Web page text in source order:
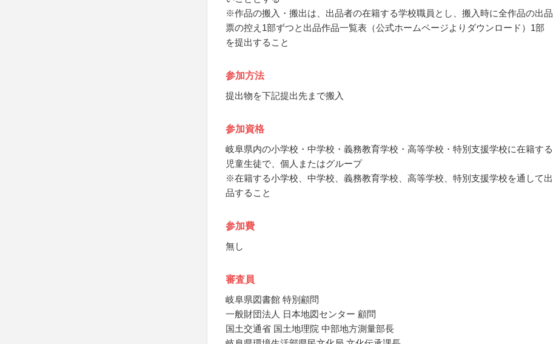
※作品の搬入・搬出は、出品者の在籍する学校職員とし、搬入時に全作品の出品
票の控え1部ずつと出品作品一覧表（公式ホームページよりダウンロード）1部
を提出すること
参加方法
提出物を下記提出先まで搬入
参加資格
岐阜県内の小学校・中学校・義務教育学校・高等学校・特別支援学校に在籍する
児童生徒で、個人またはグループ
※在籍する小学校、中学校、義務教育学校、高等学校、特別支援学校を通して出
品すること
参加費
無し
審査員
岐阜県図書館 特別顧問
一般財団法人 日本地図センター 顧問
国土交通省 国土地理院 中部地方測量部長